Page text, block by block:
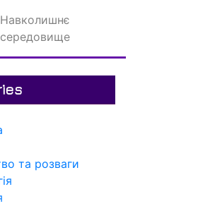
Навколишнє
середовище
та розваги